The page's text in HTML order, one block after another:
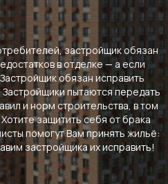
застройщик обязан
в отделке — а если
обязан исправить
Застройщики пытаются передать
и норм строительства, в том
защитить себя от брака
помогут Вам принять жильё:
застройщика их исправить!